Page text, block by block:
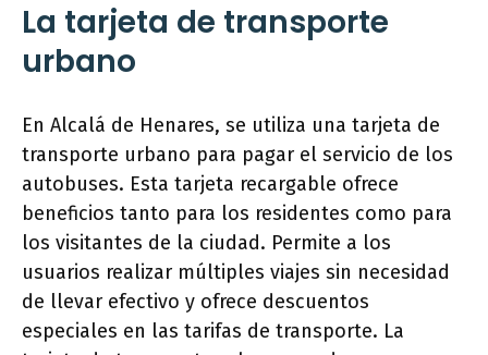
La tarjeta de transporte
urbano
En Alcalá de Henares, se utiliza una tarjeta de
transporte urbano para pagar el servicio de los
autobuses. Esta tarjeta recargable ofrece
beneficios tanto para los residentes como para
los visitantes de la ciudad. Permite a los
usuarios realizar múltiples viajes sin necesidad
de llevar efectivo y ofrece descuentos
especiales en las tarifas de transporte. La